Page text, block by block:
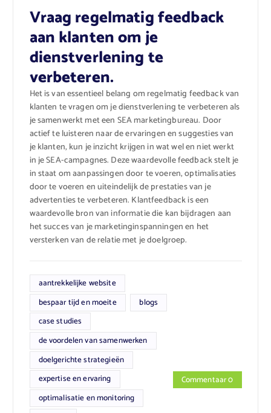
Vraag regelmatig feedback
aan klanten om je
dienstverlening te
verbeteren.
Het is van essentieel belang om regelmatig feedback van
klanten te vragen om je dienstverlening te verbeteren als
je samenwerkt met een SEA marketingbureau. Door
actief te luisteren naar de ervaringen en suggesties van
je klanten, kun je inzicht krijgen in wat wel en niet werkt
in je SEA-campagnes. Deze waardevolle feedback stelt je
in staat om aanpassingen door te voeren, optimalisaties
door te voeren en uiteindelijk de prestaties van je
advertenties te verbeteren. Klantfeedback is een
waardevolle bron van informatie die kan bijdragen aan
het succes van je marketinginspanningen en het
versterken van de relatie met je doelgroep.
aantrekkelijke website
bespaar tijd en moeite
blogs
case studies
de voordelen van samenwerken
doelgerichte strategieën
expertise en ervaring
optimalisatie en monitoring
Commentaar 0